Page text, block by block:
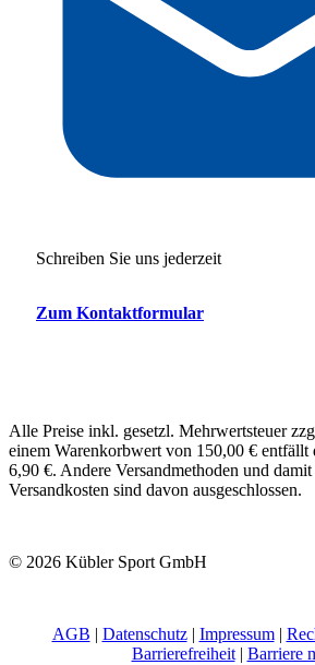
Schreiben Sie uns jederzeit
Zum Kontaktformular
Alle Preise inkl. gesetzl. Mehrwertsteuer
einem Warenkorbwert von 150,00 € entfällt
6,90 €. Andere Versandmethoden und
Versandkosten sind davon ausgeschlossen.
© 2026 Kübler Sport GmbH
AGB | Datenschutz| Impressum|
Barrierefreiheit| Barriere